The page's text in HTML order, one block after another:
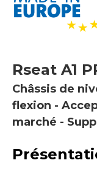
Rseat A1
Châssis de
flexion -
marché -